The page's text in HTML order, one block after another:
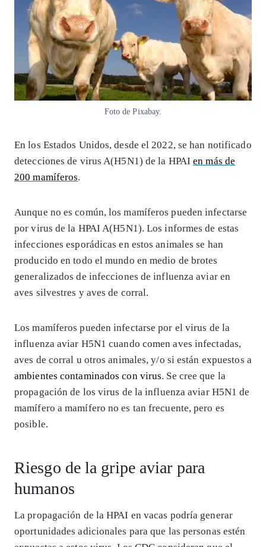
Foto de Pixabay.
En los Estados Unidos, desde el 2022, se han notificado
detecciones de virus A(H5N1) de la HPAIen más de
200 mamíferos.
Aunque no es común, los mamíferos pueden infectarse
por virus de la HPAI A(H5N1). Los informes de estas
infecciones esporádicas en estos animales se han
producido en todo el mundo en medio de brotes
generalizados de infecciones de influenza aviar en
aves silvestres y aves de corral.
Los mamíferos pueden infectarse por el virus de la
influenza aviar H5N1 cuando comen aves infectadas,
aves de corral u otros animales, y/o si están expuestos a
ambientes contaminados con virus. Se cree que la
propagación de los virus de la influenza aviar H5N1 de
mamífero a mamífero no es tan frecuente, pero es
posible.
Riesgo de la gripe aviar para
humanos
La propagación de la HPAI en vacas podría generar
oportunidades adicionales para que las personas estén